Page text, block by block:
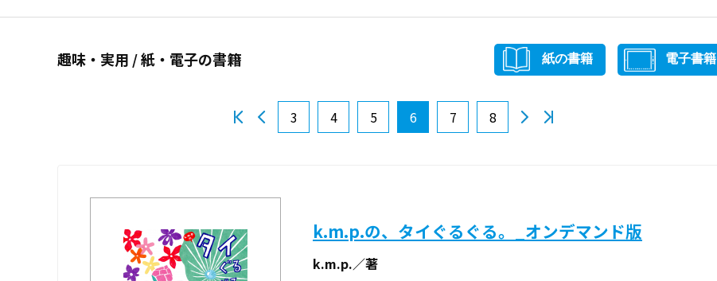
趣味・実用 / 紙・電子の書籍 紙の書籍 電子書籍
3 4 5 6 7 8
k.m.p.の、タイぐるぐる。_オンデマンド版
k.m.p.／著